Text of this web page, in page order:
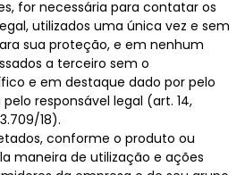
for necessária para contatar os
utilizados uma única vez e sem
sua proteção, e em nenhum
a terceiro sem o
e em destaque dado por pelo
responsável legal (art. 14,
18).
conforme o produto ou
maneira de utilização e ações